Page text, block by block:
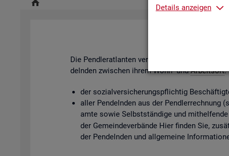
Details anzeigen
Die Pend­ler­at­lan­ten ver­an­schau­li­chen mit
deln­den zwi­schen ihrem Wohn- undAr­beits­ort.
der so­zi­al­ver­si­che­rungs­pflich­tig
aller Pen­deln­den aus der Pend­ler­rech­nung
am­te sowie Selbst­stän­di­ge und
der Ge­mein­de­ver­bän­de Hier fin­den Sie,
der Pen­deln­den und all­ge­mei­ne